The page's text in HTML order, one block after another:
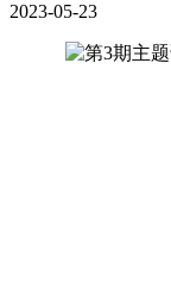
2023-05-23